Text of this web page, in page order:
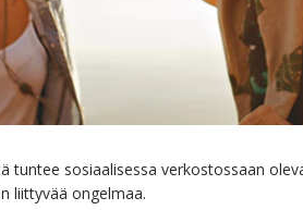
tuntee sosiaalisessa verkostossaan
liittyvää ongelmaa.